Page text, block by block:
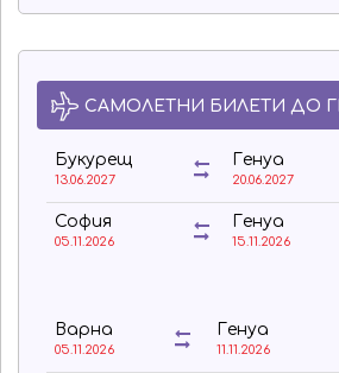
САМОЛЕТНИ БИЛЕТИ ДО
Букурещ
13.06.2027
Генуа
20.06.2027
София
05.11.2026
Генуа
15.11.2026
Варна
05.11.2026
Генуа
11.11.2026